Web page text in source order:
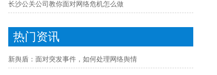
长沙公关公司教你面对网络危机怎么做
热门资讯
新舆盾：面对突发事件，如何处理网络舆情